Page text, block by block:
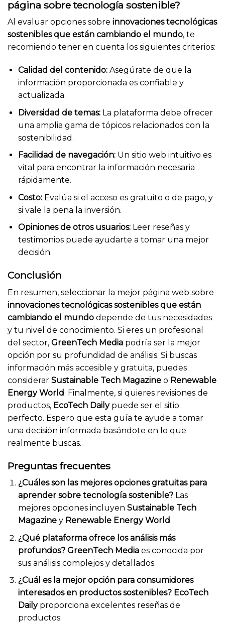
página sobre tecnología sostenible?
Al evaluar opciones sobre innovaciones tecnológicas
sostenibles que están cambiando el mundo, te
recomiendo tener en cuenta los siguientes criterios:
Calidad del contenido:Asegúrate de que la
información proporcionada es confiable y
actualizada.
Diversidad de temas:La plataforma debe ofrecer
una amplia gama de tópicos relacionados con la
sostenibilidad.
Facilidad de navegación:Un sitio web intuitivo es
vital para encontrar la información necesaria
rápidamente.
Costo:Evalúa si el acceso es gratuito o de pago, y
si vale la pena la inversión.
Opiniones de otros usuarios:Leer reseñas y
testimonios puede ayudarte a tomar una mejor
decisión.
Conclusión
En resumen, seleccionar la mejor página web sobre
innovaciones tecnológicas sostenibles que están
cambiando el mundo depende de tus necesidades
y tu nivel de conocimiento. Si eres un profesional
del sector, GreenTech Media podría ser la mejor
opción por su profundidad de análisis. Si buscas
información más accesible y gratuita, puedes
considerar Sustainable Tech Magazine o Renewable
Energy World. Finalmente, si quieres revisiones de
productos, EcoTech Dailypuede ser el sitio
perfecto. Espero que esta guía te ayude a tomar
una decisión informada basándote en lo que
realmente buscas.
Preguntas frecuentes
¿Cuáles son las mejores opciones gratuitas para
aprender sobre tecnología sostenible?Las
mejores opciones incluyen Sustainable Tech
Magaziney Renewable Energy World.
¿Qué plataforma ofrece los análisis más
profundos? GreenTech Mediaes conocida por
sus análisis complejos y detallados.
¿Cuál es la mejor opción para consumidores
interesados en productos sostenibles? EcoTech
Dailyproporciona excelentes reseñas de
productos.